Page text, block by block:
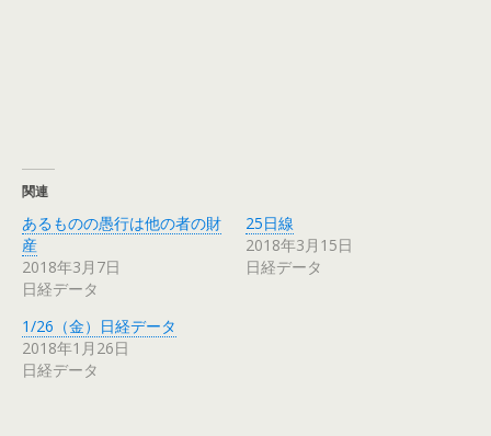
関連
あるものの愚行は他の者の財
産
2018年3月7日
日経データ
25日線
2018年3月15日
日経データ
1/26（金）日経データ
2018年1月26日
日経データ